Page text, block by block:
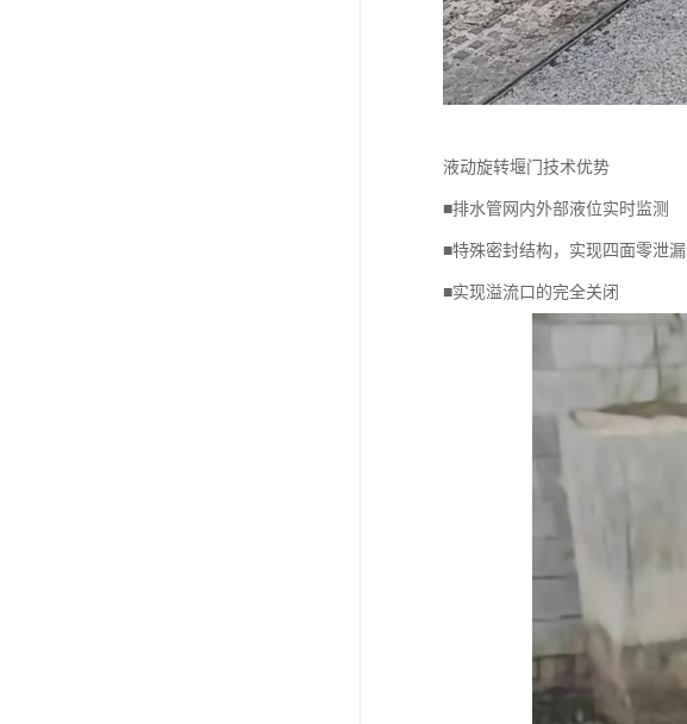
液动旋转堰门技术优势
■排水管网内外部液位实时监测
■特殊密封结构，实现四面零泄漏
■实现溢流口的完全关闭